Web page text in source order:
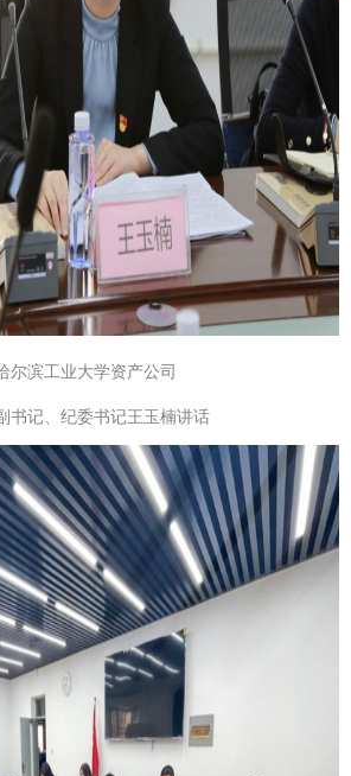
尔滨工业大学资产公司
书记、纪委书记王玉楠讲话